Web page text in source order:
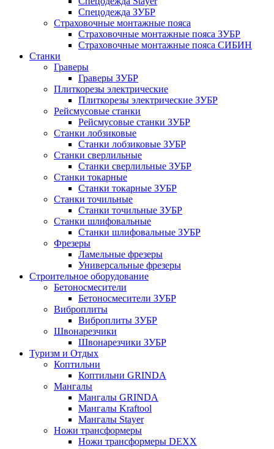
Спецодежда ЗУБР
Страховочные монтажные пояса
Страховочные монтажные пояса ЗУБР
Страховочные монтажные пояса СИБИН
Станки
Граверы
Граверы ЗУБР
Плиткорезы электрические
Плиткорезы электрические ЗУБР
Рейсмусовые станки
Рейсмусовые станки ЗУБР
Станки лобзиковые
Станки лобзиковые ЗУБР
Станки сверлильные
Станки сверлильные ЗУБР
Станки токарные
Станки токарные ЗУБР
Станки точильные
Станки точильные ЗУБР
Станки шлифовальные
Станки шлифовальные ЗУБР
Фрезеры
Ламельные фрезеры
Универсальные фрезеры
Строительное оборудование
Бетоносмесители
Бетоносмесители ЗУБР
Виброплиты
Виброплиты ЗУБР
Швонарезчики
Швонарезчики ЗУБР
Туризм и Отдых
Коптильни
Коптильни GRINDA
Мангалы
Мангалы GRINDA
Мангалы Kraftool
Мангалы Stayer
Ножи трансформеры
Ножи трансформеры DEXX